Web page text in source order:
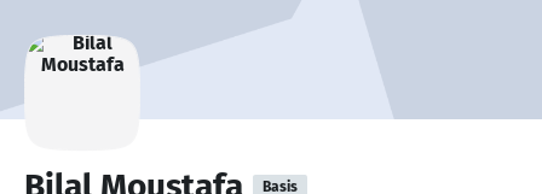
Bilal Moustafa Basis